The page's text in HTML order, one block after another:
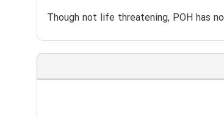
Though not life threatening, POH has